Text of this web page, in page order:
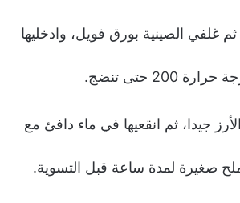
غلفي الصينية بورق فويل، وادخليها
200 حتى تنضج.
جيدا، ثم انقعيها في ماء دافئ مع
صغيرة لمدة ساعة قبل التسوية.